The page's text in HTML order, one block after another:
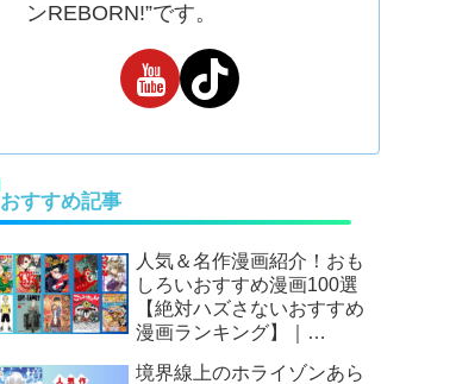
ンREBORN!”です。
おすすめ記事
人気＆名作漫画紹介！おも
しろいおすすめ漫画100選
【絶対ハズさないおすすめ
漫画ランキング】｜
境界線上のホライゾンあら